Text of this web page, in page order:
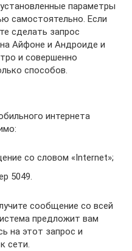
параметры
самостоятельно. Если
сделать запрос
Айфоне и Андроиде и
и совершенно
способов.
интернета
со словом «Internet»;
5049.
сообщение со всей
предложит вам
на этот запрос и
сети.